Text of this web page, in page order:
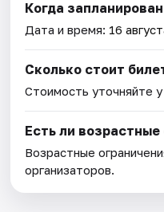
Когда
Дата и время: 16
Сколько стоит
Стоимость уточняйте
Есть ли возрастные
Возрастные
организаторов.